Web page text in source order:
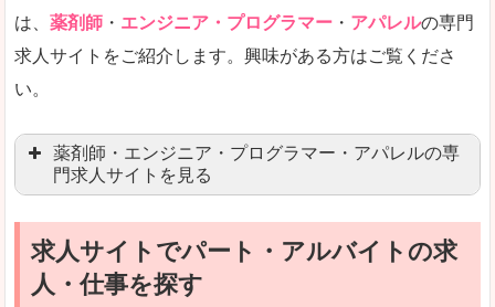
未経験 未経験の求人もあります
営業職を探している方にとっては、有利なサイト
検索人気キーワードの上位が「40代」「50代」
文字が大きくて見やすいです。
は、 薬剤師 ・ エンジニア・プログラマー ・ アパレルの専門
求人サイトをご紹介します。興味がある方はご覧くださ
い。
薬剤師・エンジニア・プログラマー・アパレルの専
門求人サイトを見る
マイナビ薬剤師
リクナビ薬剤師
求人サイトでパート・アルバイトの求
人・仕事を探す